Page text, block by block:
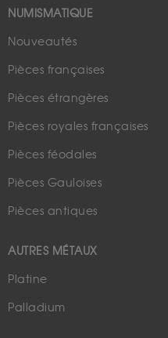
NUMISMATIQUE
Nouveautés
Pièces françaises
Pièces étrangères
Pièces royales françaises
Pièces féodales
Pièces Gauloises
Pièces antiques
AUTRES MÉTAUX
Platine
Palladium